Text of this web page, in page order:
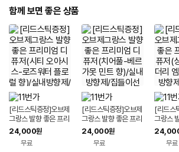
함께 보면 좋은 상품
[리드스틱증정]오브제
그랑스 발향 좋은 프리
미엄 디퓨저(시티 오아
시스-로즈워터 플로럴
향)/실내방향제/집들이
24,000원
무료
[리드스틱증정]오브제
그랑스 발향 좋은 프리
미엄 디퓨저(치어풀-
베르가못 민트 향)/실
내방향제/집들이선물/
24,000원
무료
[리드스
그랑스
미엄 디
파우더
내방향
무료